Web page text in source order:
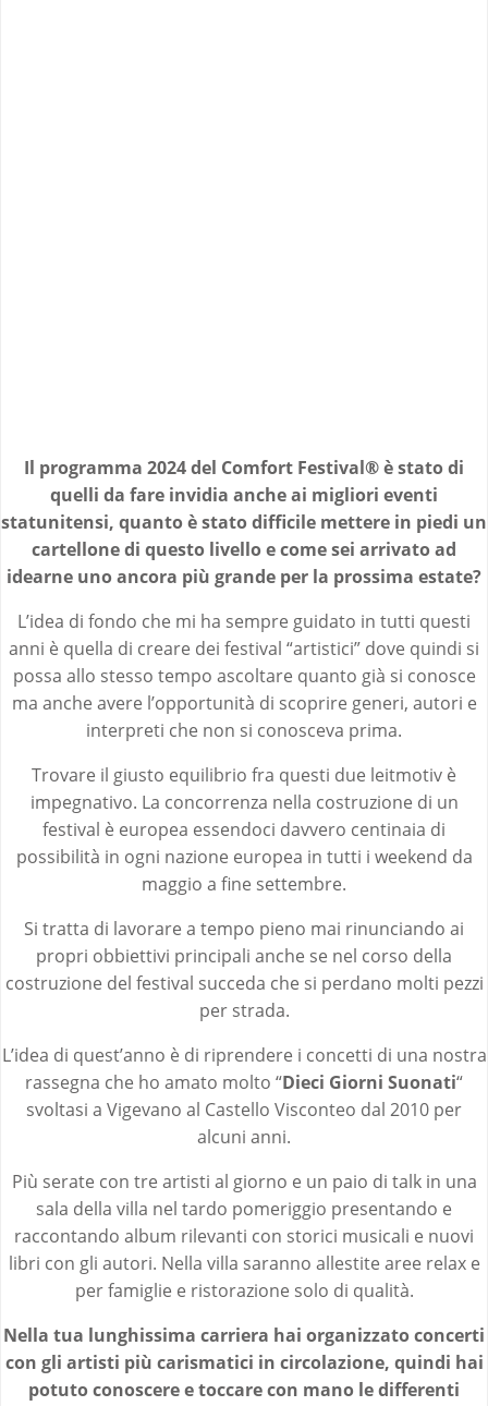
Il programma 2024 del Comfort Festival® è stato di
quelli da fare invidia anche ai migliori eventi
statunitensi, quanto è stato difficile mettere in piedi un
cartellone di questo livello e come sei arrivato ad
idearne uno ancora più grande per la prossima estate?
L’idea di fondo che mi ha sempre guidato in tutti questi
anni è quella di creare dei festival “artistici” dove quindi si
possa allo stesso tempo ascoltare quanto già si conosce
ma anche avere l’opportunità di scoprire generi, autori e
interpreti che non si conosceva prima.
Trovare il giusto equilibrio fra questi due leitmotiv è
impegnativo. La concorrenza nella costruzione di un
festival è europea essendoci davvero centinaia di
possibilità in ogni nazione europea in tutti i weekend da
maggio a fine settembre.
Si tratta di lavorare a tempo pieno mai rinunciando ai
propri obbiettivi principali anche se nel corso della
costruzione del festival succeda che si perdano molti pezzi
per strada.
L’idea di quest’anno è di riprendere i concetti di una nostra
rassegna che ho amato molto “Dieci Giorni Suonati“
svoltasi a Vigevano al Castello Visconteo dal 2010 per
alcuni anni.
Più serate con tre artisti al giorno e un paio di talk in una
sala della villa nel tardo pomeriggio presentando e
raccontando album rilevanti con storici musicali e nuovi
libri con gli autori. Nella villa saranno allestite aree relax e
per famiglie e ristorazione solo di qualità.
Nella tua lunghissima carriera hai organizzato concerti
con gli artisti più carismatici in circolazione, quindi hai
potuto conoscere e toccare con mano le differenti